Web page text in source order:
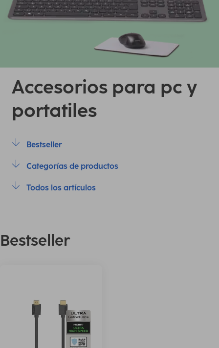
Accesorios para pc y
portatiles
Bestseller
Categorías de productos
Todos los artículos
Bestseller